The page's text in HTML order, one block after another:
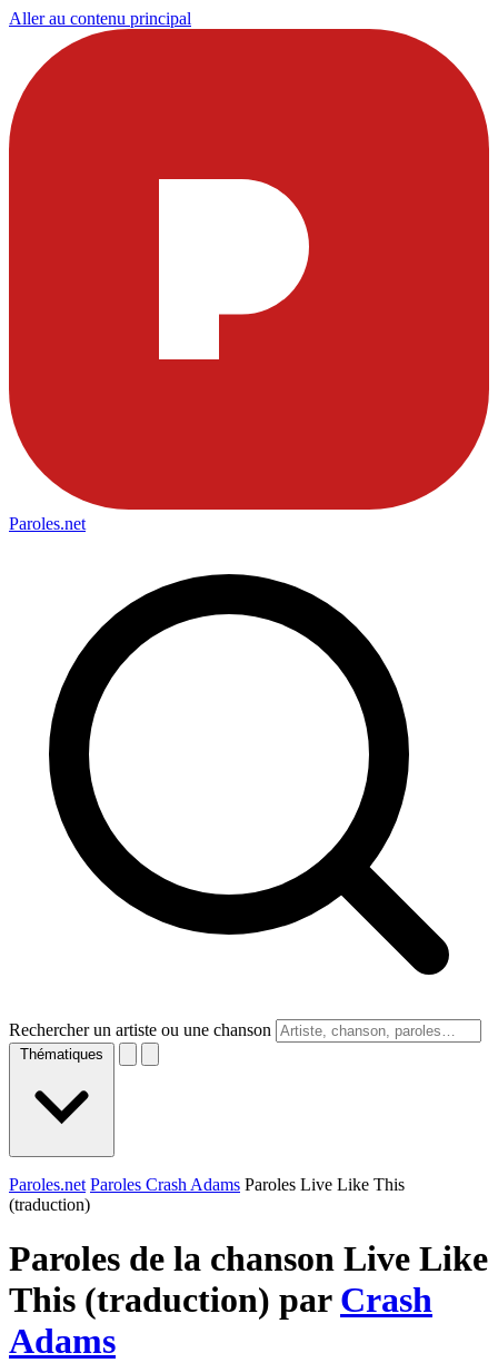
Aller au contenu principal
Paroles.net
Rechercher un artiste ou une chanson
Thématiques
Paroles.net Paroles Crash Adams Paroles Live Like This
(traduction)
Paroles de la chanson Live Like
This (traduction) par Crash
Adams